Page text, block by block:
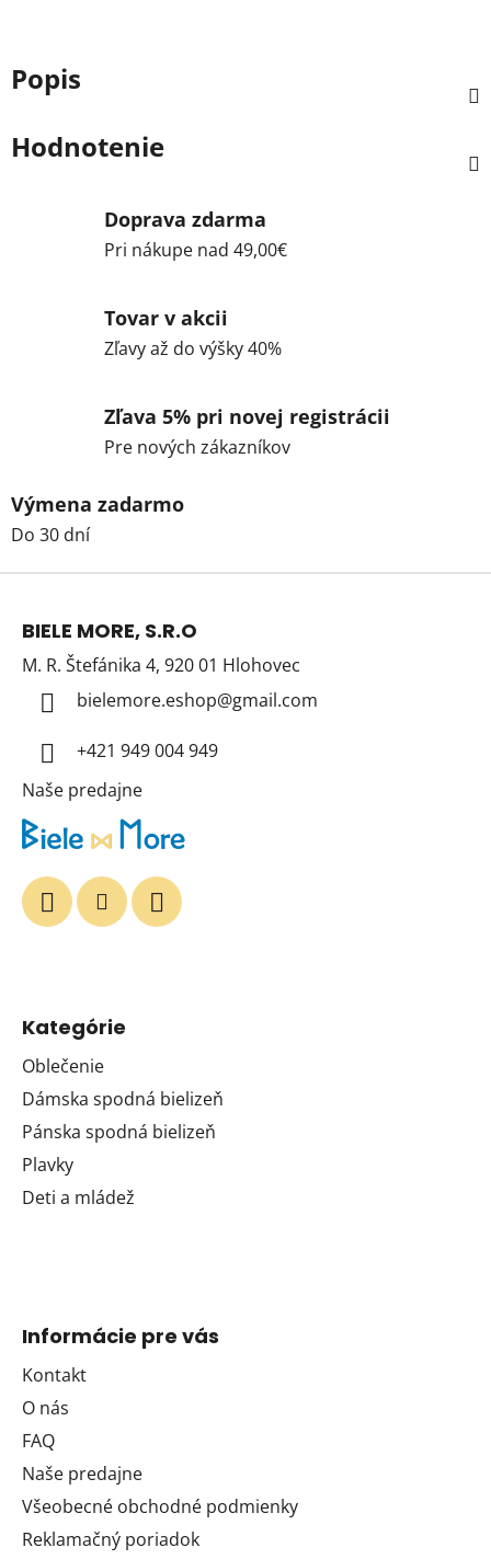
Popis
Hodnotenie
Doprava zdarma
Pri nákupe nad 49,00€
Tovar v akcii
Zľavy až do výšky 40%
Zľava 5% pri novej registrácii
Pre nových zákazníkov
Výmena zadarmo
Do 30 dní
Z
BIELE MORE, S.R.O
M. R. Štefánika 4, 920 01 Hlohovec
bielemore.eshop@gmail.com
+421 949 004 949
Naše predajne
Kategórie
Oblečenie
Dámska spodná bielizeň
Pánska spodná bielizeň
Plavky
Deti a mládež
Informácie pre vás
Kontakt
O nás
FAQ
Naše predajne
Všeobecné obchodné podmienky
Reklamačný poriadok